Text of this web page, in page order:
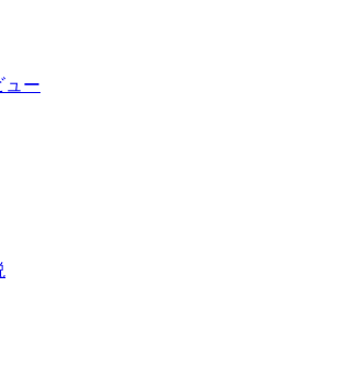
ュー